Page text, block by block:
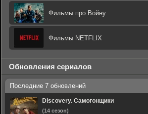
Фильмы про Войну
Фильмы NETFLIX
Обновления сериалов
Discovery. Самогонщики
(14 сезон)